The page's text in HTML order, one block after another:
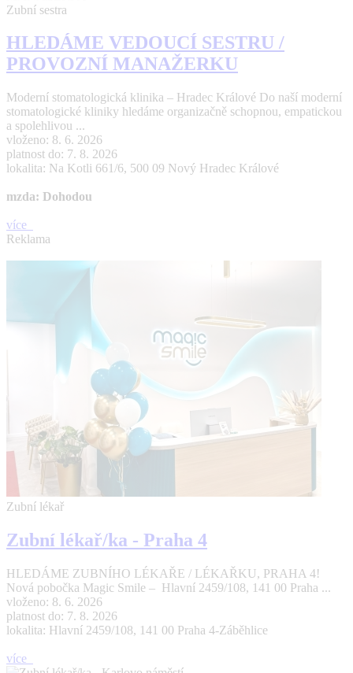
Zubní sestra
HLEDÁME VEDOUCÍ SESTRU /
PROVOZNÍ MANAŽERKU
Moderní stomatologická klinika – Hradec Králové Do naší moderní
stomatologické kliniky hledáme organizačně schopnou, empatickou
a spolehlivou ...
vloženo: 8. 6. 2026
platnost do: 7. 8. 2026
lokalita: Na Kotli 661/6, 500 09 Nový Hradec Králové
mzda: Dohodou
více
Reklama
Zubní lékař
Zubní lékař/ka - Praha 4
HLEDÁME ZUBNÍHO LÉKAŘE / LÉKAŘKU, PRAHA 4!
Nová pobočka Magic Smile – Hlavní 2459/108, 141 00 Praha ...
vloženo: 8. 6. 2026
platnost do: 7. 8. 2026
lokalita: Hlavní 2459/108, 141 00 Praha 4-Záběhlice
více